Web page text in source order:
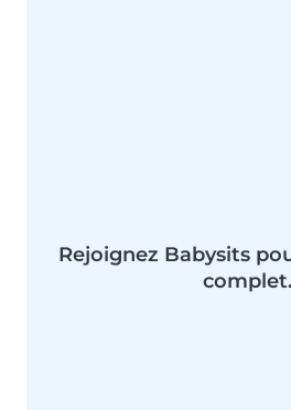
Rejoignez Babysits
complet.